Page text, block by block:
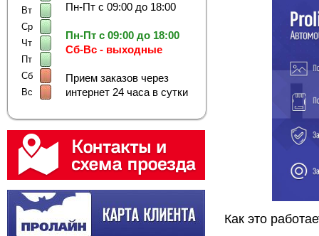
Вт
Ср
Чт
Пт
Сб
Вс
Пн-Пт с 09:00 до 18:00
Пн-Пт с 09:00 до 18:00
Сб-Вс - выходные
Прием заказов через
интернет 24 часа в сутки
Как это